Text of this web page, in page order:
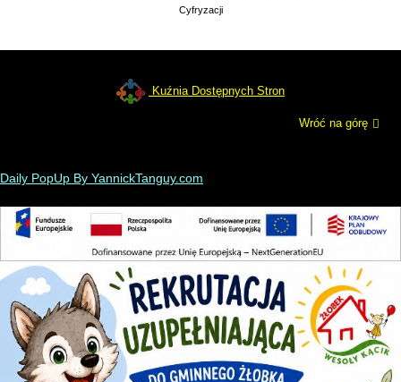
Cyfryzacji
Kuźnia Dostępnych Stron
Wróć na górę
Daily PopUp By YannickTanguy.com